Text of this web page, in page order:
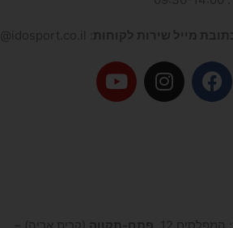
מייל שירות לקוחות
F
a
I
n
Y
o